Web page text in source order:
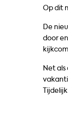
Op dit
De
door
Net